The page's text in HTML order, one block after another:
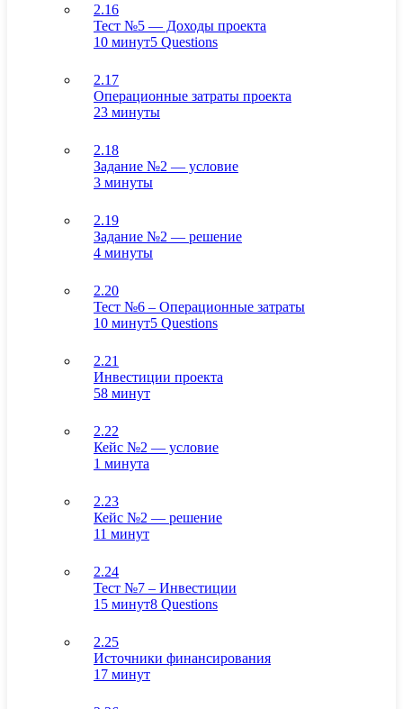
2.16
Тест №5 — Доходы проекта
10 минут5 Questions
2.17
Операционные затраты проекта
23 минуты
2.18
Задание №2 — условие
3 минуты
2.19
Задание №2 — решение
4 минуты
2.20
Тест №6 – Операционные затраты
10 минут5 Questions
2.21
Инвестиции проекта
58 минут
2.22
Кейс №2 — условие
1 минута
2.23
Кейс №2 — решение
11 минут
2.24
Тест №7 – Инвестиции
15 минут8 Questions
2.25
Источники финансирования
17 минут